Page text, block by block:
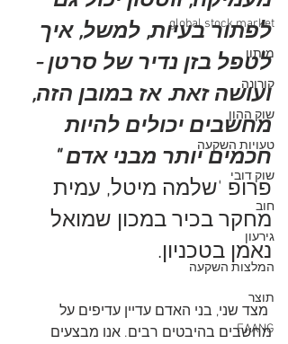
global stock market
מיתון
קורונה
שוק ההון
טעויות השקעה
שוק דובי
חוב
גירעון
המלצות השקעה
תוצר
FAANG
לפתור בעיות, למשל, איך
לטפל בזן נדיר של סרטן -
ועושה זאת. אז במובן הזה,
מחשבים יכולים להיות
חכמים יותר מבני אדם "
פרופ 'שלמה מיטל, עמית
מחקר בכיר במכון שמואל
נאמן בטכניון.
מצד שני, בני האדם עדיין עדיפים על
מחשבים בהיבטים רבים. אנו מבצעים